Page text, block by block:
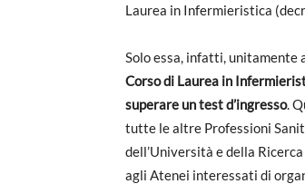
Laurea in Infermieristica
Solo essa, infatti, unitamente
Corso di Laurea in
superare un test d’ingresso.
tutte le altre Professioni
dell’Università e della Ricerca
agli Atenei interessati di